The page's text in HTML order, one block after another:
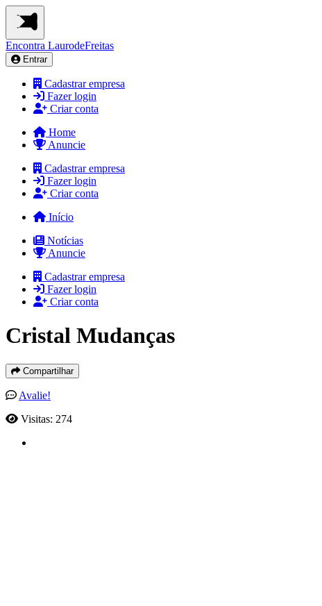
Encontra LaurodeFreitas
Entrar
Cadastrar empresa
Fazer login
Criar conta
Home
Anuncie
Cadastrar empresa
Fazer login
Criar conta
Início
Notícias
Anuncie
Cadastrar empresa
Fazer login
Criar conta
Cristal Mudanças
Compartilhar
Avalie!
Visitas: 274